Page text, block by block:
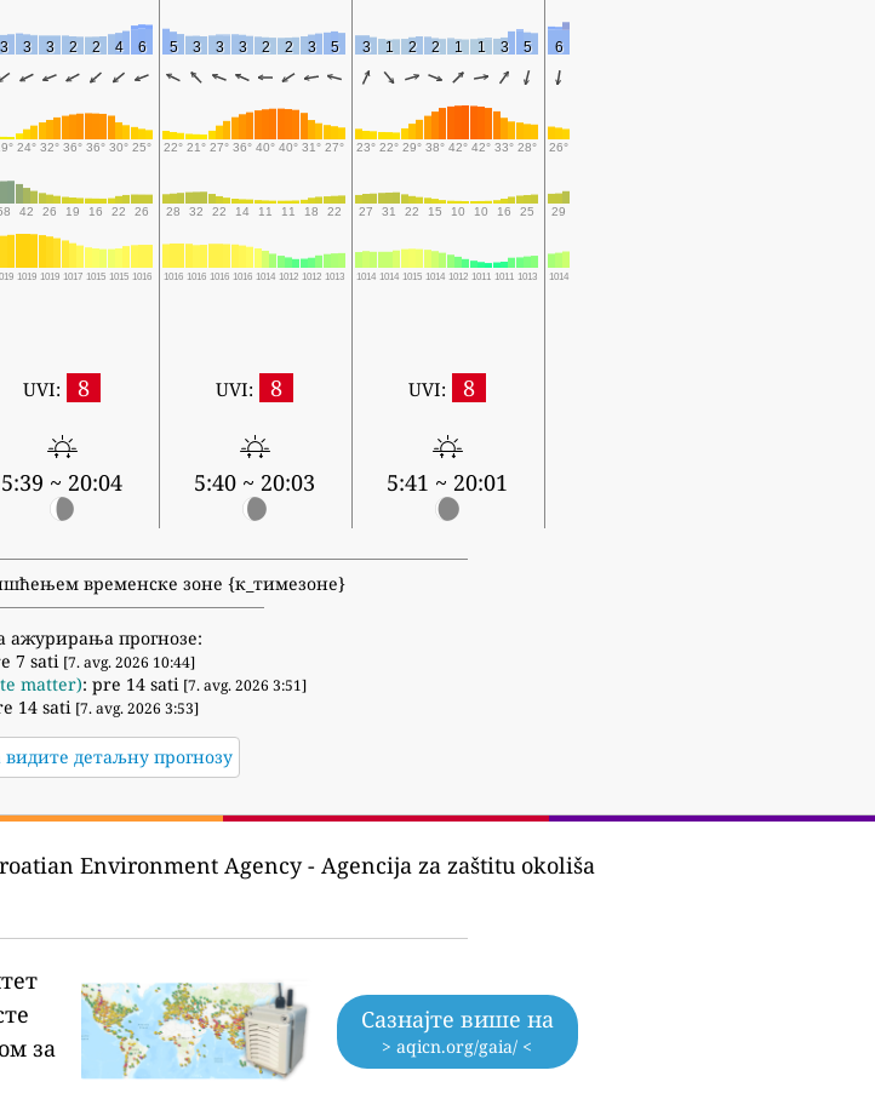
3 3 3 2 2 4 6 5 3 3 3 2 2 3 5 3 1 2 2 1 1 3 5 6
24° 32° 36° 36° 30° 25° 22° 21° 27° 36° 40° 40° 31° 27° 23° 22° 29° 38° 42° 42° 33° 28° 26°
42 26 19 16 22 26 28 32 22 14 11 11 18 22 27 31 22 15 10 10 16 25 29
1019 1019 1017 1015 1015 1016 1016 1016 1016 1016 1014 1012 1012 1013 1014 1014 1015 1014 1012 1011 1011 1013 1014
UVI: 8
5:39 ~ 20:04
UVI: 8
5:40 ~ 20:03
UVI: 8
5:41 ~ 20:01
временске зоне {к_тимезоне}
ажурирања прогнозе:
7 sati [7. avg. 2026 10:44]
matter): pre 14 sati [7. avg. 2026 3:51]
14 sati [7. avg. 2026 3:53]
детаљну прогнозу
Environment Agency - Agencija za zaštitu okoliša
за
Сазнајте више на
> aqicn.org/gaia/ <